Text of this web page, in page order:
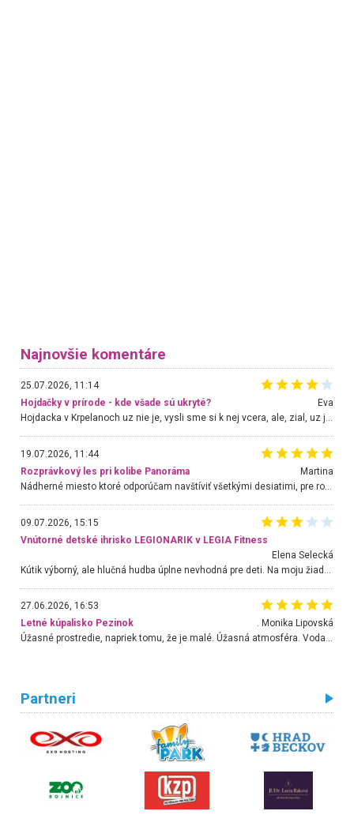
Najnovšie komentáre
25.07.2026, 11:14
Hojdačky v prírode - kde všade sú ukryté?
Eva
Hojdacka v Krpelanoch uz nie je, vysli sme si k nej vcera, ale, zial, uz je znicena. Ak sem planujete cestu len kvoli hojdacke, mozete si ju usetrit. Krasny vyhlad je tu vsak aj bez hojdacky :-)
19.07.2026, 11:44
Rozprávkový les pri kolibe Panoráma
Martina
Nádherné miesto ktoré odporúčam navštíviť všetkými desiatimi, pre rodiny s deťmi, dôchodcom... Proste a jednoducho ozaj rozprávkový les.. určite ešte prídeme. Odniesli sme si na pamiatku krásne tričká,
09.07.2026, 15:15
Vnútorné detské ihrisko LEGIONARIK v LEGIA Fitness
Elena Selecká
27.06.2026, 16:53
Letné kúpalisko Pezinok
. Monika Lipovská
Úžasné prostredie, napriek tomu, že je malé. Úžasná atmosféra. Voda fantastická a nádherná. Ľudí je pomerne veľa, ale su mili a ohľaduplní. Je veľmi zaujímavé sledovať, ako dokážu spolu športovať cudzí ľudia a bez ohľadu na vek. Vládne tu pohoda. Vnuka neviem dostať z vody. Ďakujem za krásny deň . Urcite sa sem vrátim. Jediný problém je s parkovaním, ale aj ten sa mi podarilo vyriešiť. Monika Bratislava
Partneri